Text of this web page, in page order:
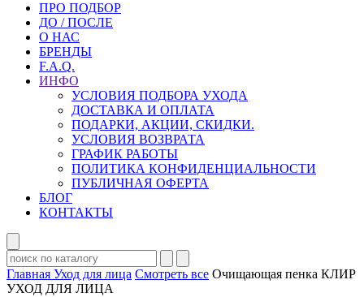
ПРО ПОДБОР
ДО / ПОСЛЕ
О НАС
БРЕНДЫ
F.A.Q.
ИНФО
УСЛОВИЯ ПОДБОРА УХОДА
ДОСТАВКА И ОПЛАТА
ПОДАРКИ, АКЦИИ, СКИДКИ.
УСЛОВИЯ ВОЗВРАТА
ГРАФИК РАБОТЫ
ПОЛИТИКА КОНФИДЕНЦИАЛЬНОСТИ
ПУБЛИЧНАЯ ОФЕРТА
БЛОГ
КОНТАКТЫ
Главная Уход для лица Смотреть все Очищающая пенка КЛИР
УХОД ДЛЯ ЛИЦА